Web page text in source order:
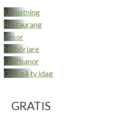
Utrustning
Restaurang
Resor
Nybörjare
Golfbanor
Golf på tv idag
GRATIS